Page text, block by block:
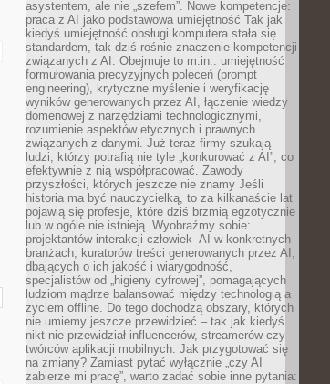
asystentem, ale nie „szefem”. Nowe kompetencje:
praca z AI jako podstawowa umiejętność Tak jak
kiedyś umiejętność obsługi komputera stała się
standardem, tak dziś rośnie znaczenie kompetencji
związanych z AI. Obejmuje to m.in.: umiejętność
formułowania precyzyjnych poleceń (prompt
engineering), krytyczne myślenie i weryfikację
wyników generowanych przez AI, łączenie wiedzy
domenowej z narzędziami technologicznymi,
rozumienie aspektów etycznych i prawnych
związanych z danymi. Już teraz firmy szukają
ludzi, którzy potrafią nie tyle „konkurować z AI”, co
efektywnie z nią współpracować. Zawody
przyszłości, których jeszcze nie znamy Jeśli
historia ma być nauczycielką, to za kilkanaście lat
pojawią się profesje, które dziś brzmią egzotycznie
lub w ogóle nie istnieją. Wyobraźmy sobie:
projektantów interakcji człowiek–AI w konkretnych
branżach, kuratorów treści generowanych przez AI,
dbających o ich jakość i wiarygodność,
specjalistów od „higieny cyfrowej”, pomagających
ludziom mądrze balansować między technologią a
życiem offline. Do tego dochodzą obszary, których
nie umiemy jeszcze przewidzieć – tak jak kiedyś
nikt nie przewidział influencerów, streamerów czy
twórców aplikacji mobilnych. Jak przygotować się
na zmiany? Zamiast pytać wyłącznie „czy AI
zabierze mi pracę”, warto zadać sobie inne pytania: